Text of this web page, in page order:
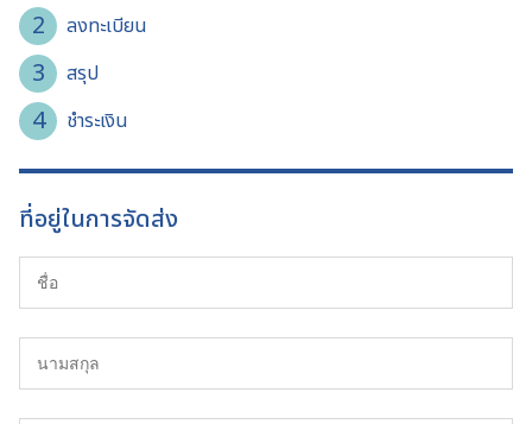
2 ลงทะเบียน
3 สรุป
4 ชำระเงิน
ที่อยู่ในการจัดส่ง